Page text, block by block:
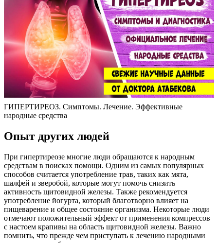
ГИПЕРТИРЕОЗ. Симптомы. Лечение. Эффективные
народные средства
Опыт других людей
При гипертиреозе многие люди обращаются к народным
средствам в поисках помощи. Одним из самых популярных
способов считается употребление трав, таких как мята,
шалфей и зверобой, которые могут помочь снизить
активность щитовидной железы. Также рекомендуется
употребление йогурта, который благотворно влияет на
пищеварение и общее состояние организма. Некоторые люди
отмечают положительный эффект от применения компрессов
с настоем крапивы на область щитовидной железы. Важно
помнить, что прежде чем приступать к лечению народными